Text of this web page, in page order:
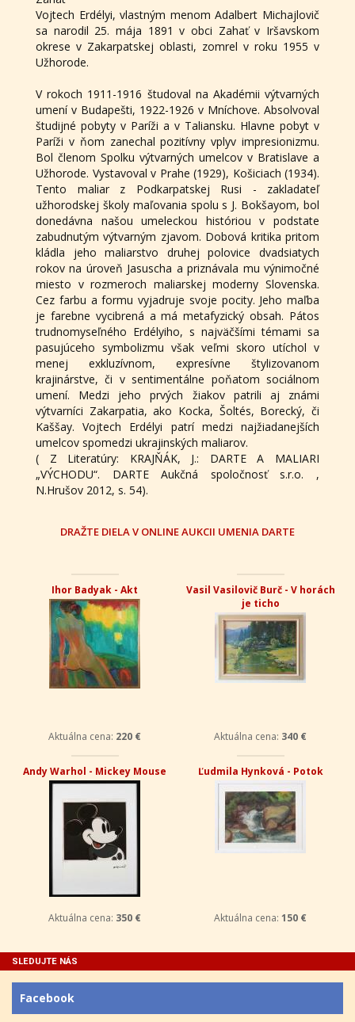
Vojtech Erdélyi, vlastným menom Adalbert Michajlovič
sa narodil 25. mája 1891 v obci Zahať v Iršavskom
okrese v Zakarpatskej oblasti, zomrel v roku 1955 v
Užhorode.
V rokoch 1911-1916 študoval na Akadémii výtvarných
umení v Budapešti, 1922-1926 v Mníchove. Absolvoval
študijné pobyty v Paríži a v Taliansku. Hlavne pobyt v
Paríži v ňom zanechal pozitívny vplyv impresionizmu.
Bol členom Spolku výtvarných umelcov v Bratislave a
Užhorode. Vystavoval v Prahe (1929), Košiciach (1934).
Tento maliar z Podkarpatskej Rusi - zakladateľ
užhorodskej školy maľovania spolu s J. Bokšayom, bol
donedávna našou umeleckou históriou v podstate
zabudnutým výtvarným zjavom. Dobová kritika pritom
kládla jeho maliarstvo druhej polovice dvadsiatych
rokov na úroveň Jasuscha a priznávala mu výnimočné
miesto v rozmeroch maliarskej moderny Slovenska.
Cez farbu a formu vyjadruje svoje pocity. Jeho maľba
je farebne vycibrená a má metafyzický obsah. Pátos
trudnomyseľného Erdélyiho, s najväčšími témami sa
pasujúceho symbolizmu však veľmi skoro utíchol v
menej exkluzívnom, expresívne štylizovanom
krajinárstve, či v sentimentálne poňatom sociálnom
umení. Medzi jeho prvých žiakov patrili aj známi
výtvarníci Zakarpatia, ako Kocka, Šoltés, Borecký, či
Kaššay. Vojtech Erdélyi patrí medzi najžiadanejších
umelcov spomedzi ukrajinských maliarov.
( Z Literatúry: KRAJŇÁK, J.: DARTE A MALIARI
„VÝCHODU“. DARTE Aukčná spoločnosť s.r.o. ,
N.Hrušov 2012, s. 54).
DRAŽTE DIELA V ONLINE AUKCII UMENIA DARTE
Ihor Badyak - Akt
Aktuálna cena: 220 €
Vasil Vasilovič Burč - V horách
je ticho
Aktuálna cena: 340 €
Andy Warhol - Mickey Mouse
Aktuálna cena: 350 €
Ľudmila Hynková - Potok
Aktuálna cena: 150 €
SLEDUJTE NÁS
Facebook